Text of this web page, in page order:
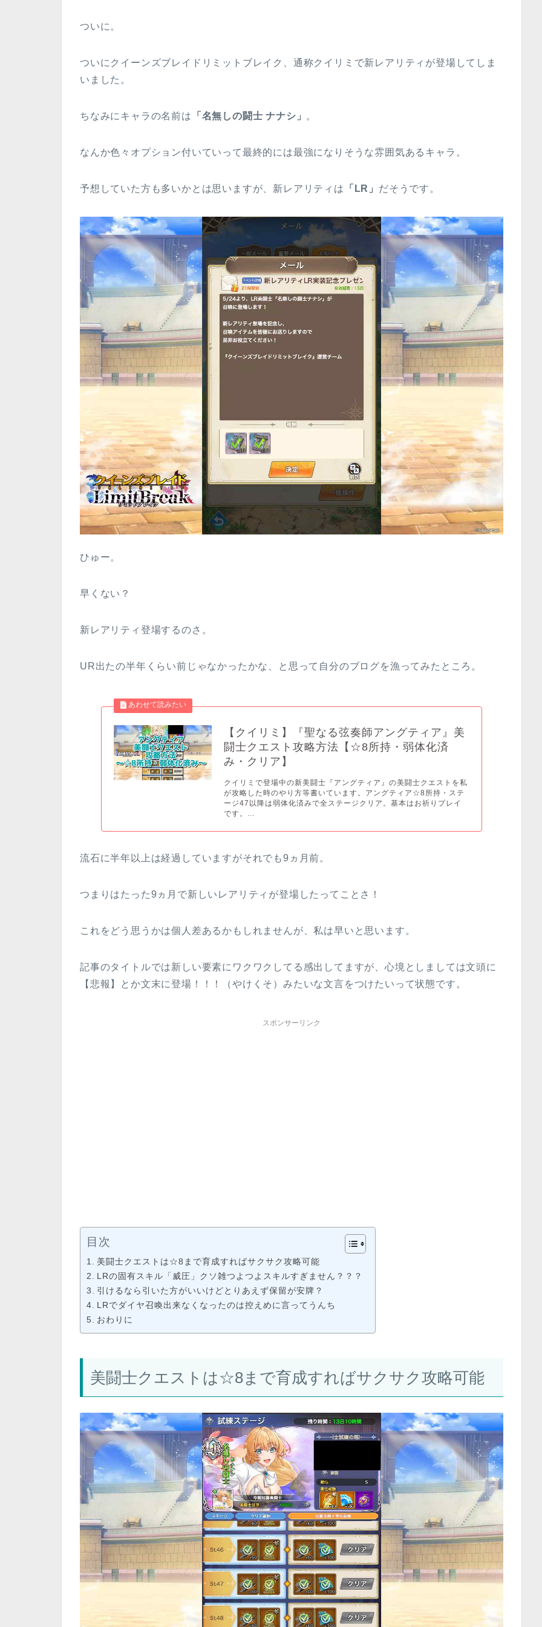
ついに。
ついにクイーンズブレイドリミットブレイク、通称クイリミで新レアリティが登場してしま
いました。
ちなみにキャラの名前は 「名無しの闘士 ナナシ」 。
なんか色々オプション付いていって最終的には最強になりそうな雰囲気あるキャラ。
予想していた方も多いかとは思いますが、新レアリティは 「LR」 だそうです。
ひゅー。
早くない？
新レアリティ登場するのさ。
UR出たの半年くらい前じゃなかったかな、と思って自分のブログを漁ってみたところ。
【クイリミ】『聖なる弦奏師アングティア』美
闘士クエスト攻略方法【☆8所持・弱体化済
み・クリア】
クイリミで登場中の新美闘士『アングティア』の美闘士クエストを私
が攻略した時のやり方等書いています。アングティア☆8所持・ステ
ージ47以降は弱体化済みで全ステージクリア。基本はお祈りプレイ
です。...
流石に半年以上は経過していますがそれでも9ヵ月前。
つまりはたった9ヵ月で新しいレアリティが登場したってことさ！
これをどう思うかは個人差あるかもしれませんが、私は早いと思います。
記事のタイトルでは新しい要素にワクワクしてる感出してますが、心境としましては文頭に
【悲報】とか文末に登場！！！（やけくそ）みたいな文言をつけたいって状態です。
スポンサーリンク
目次
美闘士クエストは☆8まで育成すればサクサク攻略可能
LRの固有スキル「威圧」クソ雑つよつよスキルすぎません？？？
引けるなら引いた方がいいけどとりあえず保留が安牌？
LRでダイヤ召喚出来なくなったのは控えめに言ってうんち
おわりに
美闘士クエストは☆8まで育成すればサクサク攻略可能